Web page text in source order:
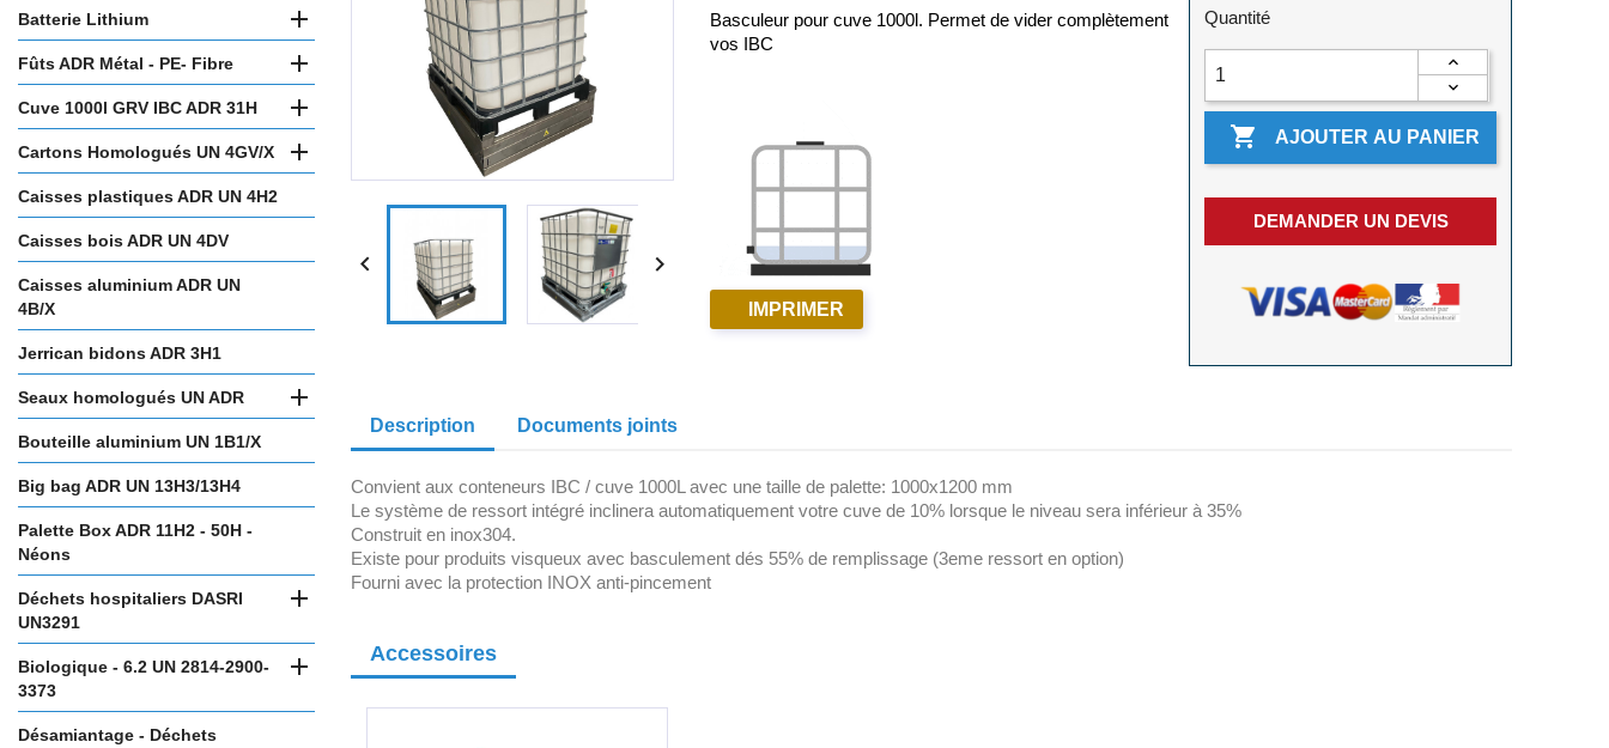
Batterie Lithium 
Fûts ADR Métal - PE- Fibre 
Cuve 1000l GRV IBC ADR 31H 
Cartons Homologués UN 4GV/X 
Caisses plastiques ADR UN 4H2
Caisses bois ADR UN 4DV
Caisses aluminium ADR UN
4B/X
Jerrican bidons ADR 3H1
Seaux homologués UN ADR 
Bouteille aluminium UN 1B1/X
Big bag ADR UN 13H3/13H4
Palette Box ADR 11H2 - 50H -
Néons
Déchets hospitaliers DASRI
UN3291

Biologique - 6.2 UN 2814-2900-
3373

Désamiantage - Déchets
 
Basculeur pour cuve 1000l. Permet de vider complètement
vos IBC
IMPRIMER
Quantité
 AJOUTER AU PANIER
DEMANDER UN DEVIS
Description Documents joints
Convient aux conteneurs IBC / cuve 1000L avec une taille de palette: 1000x1200 mm
Le système de ressort intégré inclinera automatiquement votre cuve de 10% lorsque le niveau sera inférieur à 35%
Construit en inox304.
Existe pour produits visqueux avec basculement dés 55% de remplissage (3eme ressort en option)
Fourni avec la protection INOX anti-pincement
Accessoires